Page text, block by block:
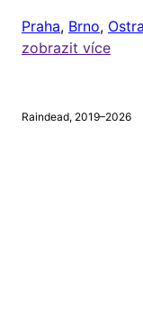
venku počasí,
upozornění si ale
Chci dostávat
Praha, Brno,
zobrazit více
Raindead, 2019–2026